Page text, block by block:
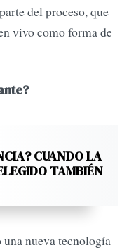
del proceso, que
vivo como forma de
CUANDO LA
TAMBIÉN
nueva tecnología